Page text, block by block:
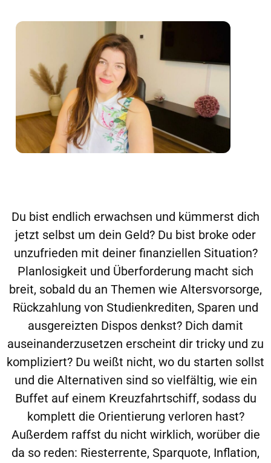
Du bist endlich erwachsen und kümmerst dich
jetzt selbst um dein Geld? Du bist broke oder
unzufrieden mit deiner finanziellen Situation?
Planlosigkeit und Überforderung macht sich
breit, sobald du an Themen wie Altersvorsorge,
Rückzahlung von Studienkrediten, Sparen und
ausgereizten Dispos denkst? Dich damit
auseinanderzusetzen erscheint dir tricky und zu
kompliziert? Du weißt nicht, wo du starten sollst
und die Alternativen sind so vielfältig, wie ein
Buffet auf einem Kreuzfahrtschiff, sodass du
komplett die Orientierung verloren hast?
Außerdem raffst du nicht wirklich, worüber die
da so reden: Riesterrente, Sparquote, Inflation,